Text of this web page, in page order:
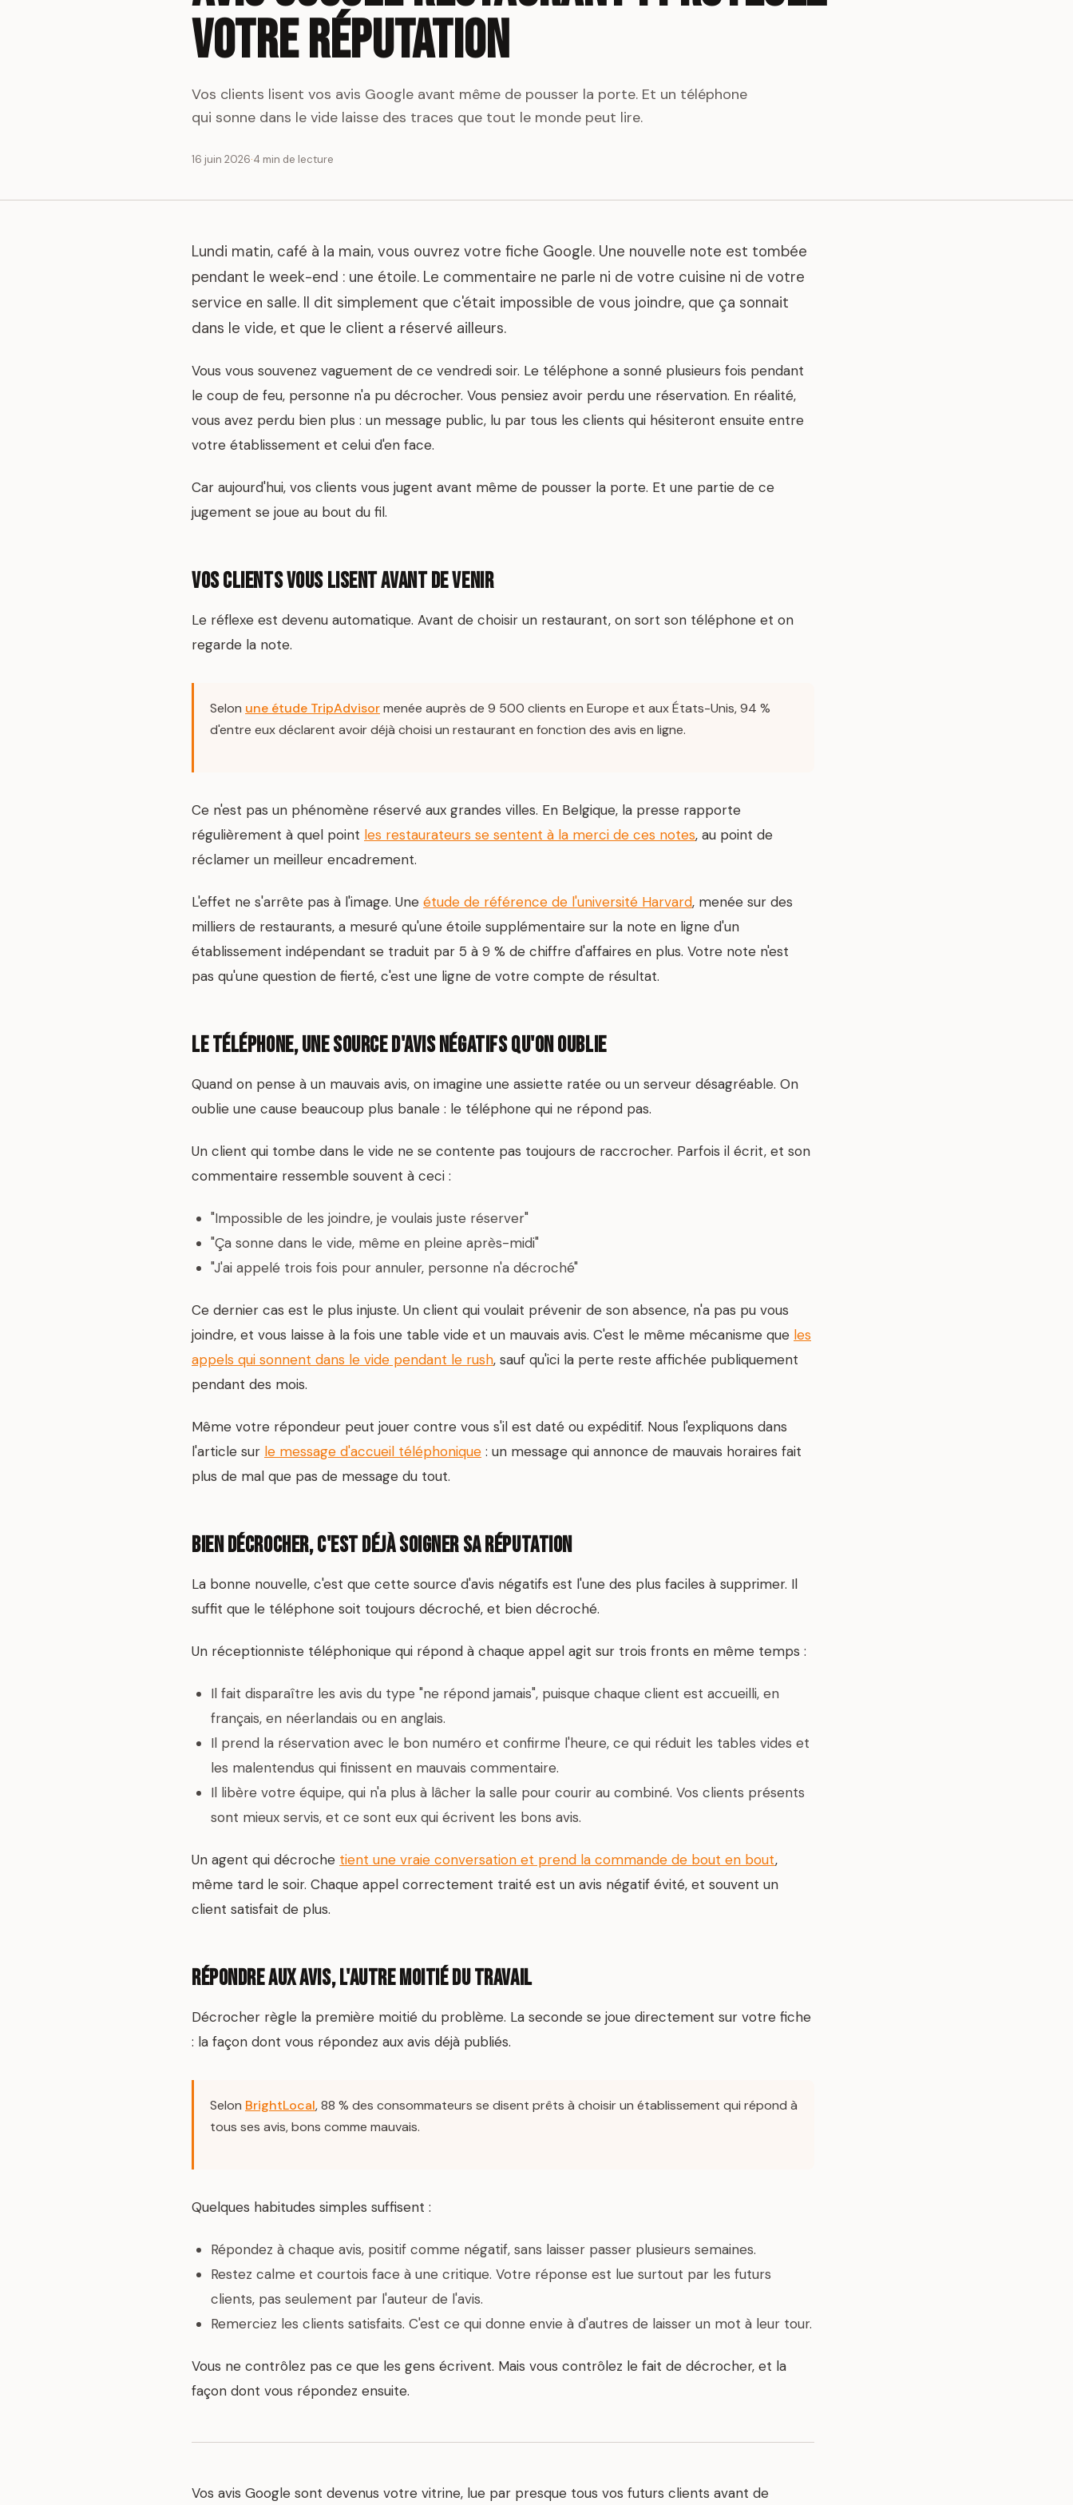
votre réputation
Vos clients lisent vos avis Google avant même de pousser la porte. Et un téléphone
qui sonne dans le vide laisse des traces que tout le monde peut lire.
16 juin 2026·4 min de lecture
Lundi matin, café à la main, vous ouvrez votre fiche Google. Une nouvelle note est tombée
pendant le week-end : une étoile. Le commentaire ne parle ni de votre cuisine ni de votre
service en salle. Il dit simplement que c'était impossible de vous joindre, que ça sonnait
dans le vide, et que le client a réservé ailleurs.
Vous vous souvenez vaguement de ce vendredi soir. Le téléphone a sonné plusieurs fois pendant
le coup de feu, personne n'a pu décrocher. Vous pensiez avoir perdu une réservation. En réalité,
vous avez perdu bien plus : un message public, lu par tous les clients qui hésiteront ensuite entre
votre établissement et celui d'en face.
Car aujourd'hui, vos clients vous jugent avant même de pousser la porte. Et une partie de ce
jugement se joue au bout du fil.
Vos clients vous lisent avant de venir
Le réflexe est devenu automatique. Avant de choisir un restaurant, on sort son téléphone et on
regarde la note.
Selon une étude TripAdvisormenée auprès de 9 500 clients en Europe et aux États-Unis, 94 %
d'entre eux déclarent avoir déjà choisi un restaurant en fonction des avis en ligne.
Ce n'est pas un phénomène réservé aux grandes villes. En Belgique, la presse rapporte
régulièrement à quel point les restaurateurs se sentent à la merci de ces notes, au point de
réclamer un meilleur encadrement.
L'effet ne s'arrête pas à l'image. Une étude de référence de l'université Harvard, menée sur des
milliers de restaurants, a mesuré qu'une étoile supplémentaire sur la note en ligne d'un
établissement indépendant se traduit par 5 à 9 % de chiffre d'affaires en plus. Votre note n'est
pas qu'une question de fierté, c'est une ligne de votre compte de résultat.
Le téléphone, une source d'avis négatifs qu'on oublie
Quand on pense à un mauvais avis, on imagine une assiette ratée ou un serveur désagréable. On
oublie une cause beaucoup plus banale : le téléphone qui ne répond pas.
Un client qui tombe dans le vide ne se contente pas toujours de raccrocher. Parfois il écrit, et son
commentaire ressemble souvent à ceci :
"Impossible de les joindre, je voulais juste réserver"
"Ça sonne dans le vide, même en pleine après-midi"
"J'ai appelé trois fois pour annuler, personne n'a décroché"
Ce dernier cas est le plus injuste. Un client qui voulait prévenir de son absence, n'a pas pu vous
joindre, et vous laisse à la fois une table vide et un mauvais avis. C'est le même mécanisme que les
appels qui sonnent dans le vide pendant le rush, sauf qu'ici la perte reste affichée publiquement
pendant des mois.
Même votre répondeur peut jouer contre vous s'il est daté ou expéditif. Nous l'expliquons dans
l'article sur le message d'accueil téléphonique : un message qui annonce de mauvais horaires fait
plus de mal que pas de message du tout.
Bien décrocher, c'est déjà soigner sa réputation
La bonne nouvelle, c'est que cette source d'avis négatifs est l'une des plus faciles à supprimer. Il
suffit que le téléphone soit toujours décroché, et bien décroché.
Un réceptionniste téléphonique qui répond à chaque appel agit sur trois fronts en même temps :
Il fait disparaître les avis du type "ne répond jamais", puisque chaque client est accueilli, en
français, en néerlandais ou en anglais.
Il prend la réservation avec le bon numéro et confirme l'heure, ce qui réduit les tables vides et
les malentendus qui finissent en mauvais commentaire.
Il libère votre équipe, qui n'a plus à lâcher la salle pour courir au combiné. Vos clients présents
sont mieux servis, et ce sont eux qui écrivent les bons avis.
Un agent qui décroche tient une vraie conversation et prend la commande de bout en bout,
même tard le soir. Chaque appel correctement traité est un avis négatif évité, et souvent un
client satisfait de plus.
Répondre aux avis, l'autre moitié du travail
Décrocher règle la première moitié du problème. La seconde se joue directement sur votre fiche
: la façon dont vous répondez aux avis déjà publiés.
Selon BrightLocal, 88 % des consommateurs se disent prêts à choisir un établissement qui répond à
tous ses avis, bons comme mauvais.
Quelques habitudes simples suffisent :
Répondez à chaque avis, positif comme négatif, sans laisser passer plusieurs semaines.
Restez calme et courtois face à une critique. Votre réponse est lue surtout par les futurs
clients, pas seulement par l'auteur de l'avis.
Remerciez les clients satisfaits. C'est ce qui donne envie à d'autres de laisser un mot à leur tour.
Vous ne contrôlez pas ce que les gens écrivent. Mais vous contrôlez le fait de décrocher, et la
façon dont vous répondez ensuite.
Vos avis Google sont devenus votre vitrine, lue par presque tous vos futurs clients avant de